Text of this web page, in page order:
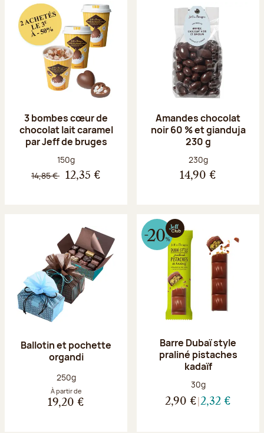
3 bombes cœur de
chocolat lait caramel
par Jeff de bruges
Poids net :
150g
14,85 € 12,35 €
Amandes chocolat
noir 60 % et gianduja
230 g
Poids net :
230g
14,90 €
Ballotin et pochette
organdi
Poids net :
250g
À partir de
19,20 €
Barre Dubaï style
praliné pistaches
kadaïf
Poids net :
30g
2,90 € 2,32 €